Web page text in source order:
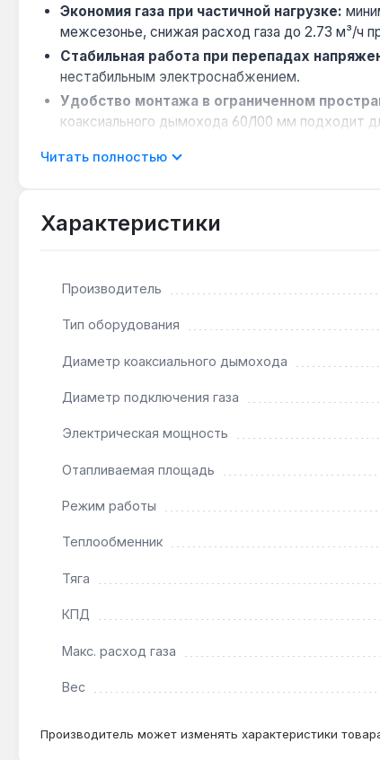
Экономия газа при частичной нагрузке:
межсезонье, снижая расход газа до 2.73 м³/ч
Стабильная работа при перепадах
нестабильным электроснабжением.
Удобство монтажа в ограниченном
коаксиального дымохода 60/100 мм подходит
устойчивость к струям воды — полезно при
Котёл подходит для отопления частных домов
Украине.
Подходит ли для системы «тёплый пол»?
Да — минимальная тепловая мощность 12.2
При жёсткой воде (более 7 °dH)
13.5 л/мин.
Читать полностью
Характеристики
Производитель
Тип оборудования
Диаметр коаксиального дымохода
Диаметр подключения газа
Электрическая мощность
Отапливаемая площадь
Режим работы
Теплообменник
Тяга
КПД
Макс. расход газа
Вес
Производитель может изменять характеристики